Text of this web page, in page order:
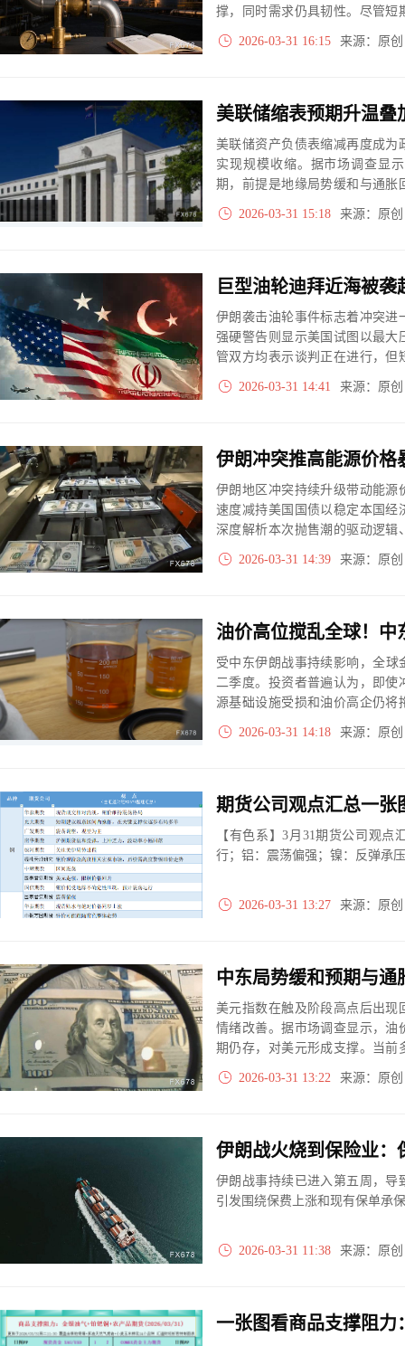
撑，同时需求仍具韧性。尽管短
复，油价预计年末回落至80美元
2026-03-31 16:15 来源：原
美联储资产负债表缩减再度成为
实现规模收缩。据市场调查显
期，前提是地缘局势缓和与通胀
率与流动性预期进入再定价阶段。
2026-03-31 15:18 来源：原
巨型油轮迪拜近海被
伊朗袭击油轮事件标志着冲突进
强硬警告则显示美国试图以最大
管双方均表示谈判正在进行，但
判在4月6日前取得突破，海峡
突持续或升级，伊朗能源设施将
2026-03-31 14:41 来源：原
伊朗冲突推高能源价格
伊朗地区冲突持续升级带动能源
速度减持美国国债以稳定本国经
深度解析本次抛售潮的驱动逻辑
趋势，同时对比关键收益率与
估与配置指引。
2026-03-31 14:39 来源：原
受中东伊朗战事持续影响，全球
二季度。投资者普遍认为，即使
源基础设施受损和油价高企仍将
股市进一步回调。若冲突长期
可能吸引资金重返债市。
2026-03-31 14:18 来源：原
【有色系】3月31期货公司观
行；铝：震荡偏强；镍：反弹承
2026-03-31 13:27 来源：原
美元指数在触及阶段高点后出现
情绪改善。据市场调查显示，油
期仍存，对美元形成支撑。当前
格局。
2026-03-31 13:22 来源：原
伊朗战事持续已进入第五周，导
引发围绕保费上涨和现有保单承
2026-03-31 11:38 来源：原